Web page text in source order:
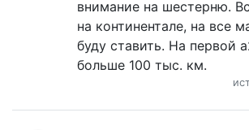
внимание на шестерню.
на континентале, на все
буду ставить. На первой
больше 100 тыс. км.